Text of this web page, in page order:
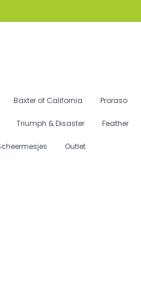
Baxter of California Proraso
Triumph & Disaster Feather
Outlet